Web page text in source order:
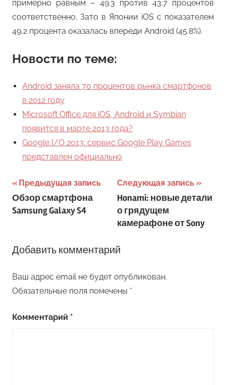
примерно равным – 49.3 против 43.7 процентов
соответственно. Зато в Японии iOS с показателем
49,2 процента оказалась впереди Android (45.8%).
Новости по теме:
Android заняла 70 процентов рынка смартфонов
в 2012 году
Microsoft Office для iOS, Android и Symbian
появится в марте 2013 года?
Google I/O 2013: сервис Google Play Games
представлен официально
Навигация
по
Предыдущая запись
Обзор смартфона
Samsung Galaxy S4
Следующая запись
Honami: новые детали
о грядущем
камерафоне от Sony
Добавить комментарий
Ваш адрес email не будет опубликован.
Обязательные поля помечены *
Комментарий *